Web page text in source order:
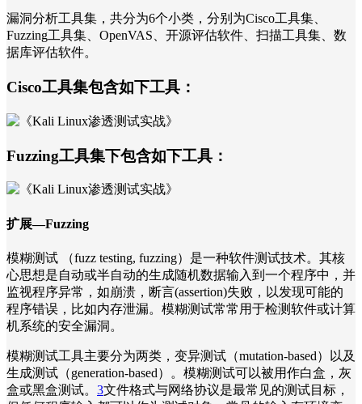
漏洞分析工具集，共分为6个小类，分别为Cisco工具集、
Fuzzing工具集、OpenVAS、开源评估软件、扫描工具集、数
据库评估软件。
Cisco工具集包含如下工具：
Fuzzing工具集下包含如下工具：
扩展—Fuzzing
模糊测试 （fuzz testing, fuzzing）是一种软件测试技术。其核
心思想是自动或半自动的生成随机数据输入到一个程序中，并
监视程序异常，如崩溃，断言(assertion)失败，以发现可能的
程序错误，比如内存泄漏。模糊测试常常用于检测软件或计算
机系统的安全漏洞。
模糊测试工具主要分为两类，变异测试（mutation-based）以及
生成测试（generation-based）。模糊测试可以被用作白盒，灰
盒或黑盒测试。 3文件格式与网络协议是最常见的测试目标，